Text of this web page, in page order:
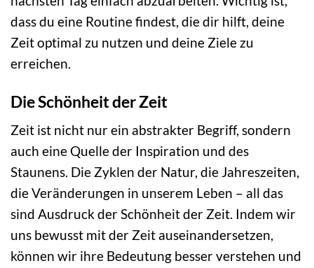
dass du eine Routine findest, die dir hilft, deine
Zeit optimal zu nutzen und deine Ziele zu
erreichen.
Die Schönheit der Zeit
Zeit ist nicht nur ein abstrakter Begriff, sondern
auch eine Quelle der Inspiration und des
Staunens. Die Zyklen der Natur, die Jahreszeiten,
die Veränderungen in unserem Leben – all das
sind Ausdruck der Schönheit der Zeit. Indem wir
uns bewusst mit der Zeit auseinandersetzen,
können wir ihre Bedeutung besser verstehen und